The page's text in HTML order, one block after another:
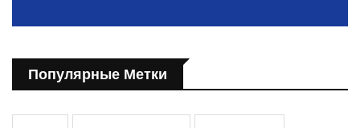
Популярные Метки